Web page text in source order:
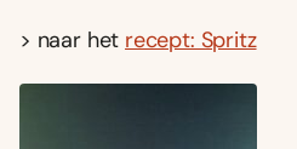
> naar het recept: Spritz